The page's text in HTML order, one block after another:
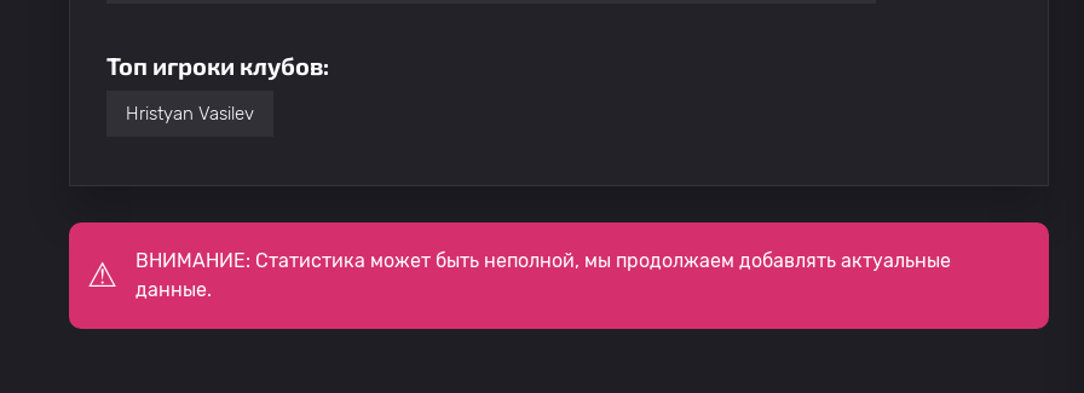
Топ игроки клубов:
Hristyan Vasilev
ВНИМАНИЕ: Статистика может быть неполной, мы продолжаем добавлять актуальные
данные.